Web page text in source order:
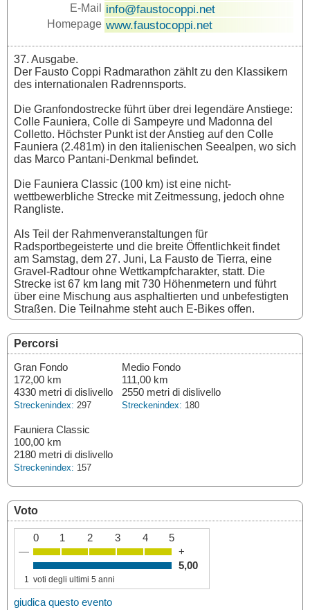
E-Mail
info@faustocoppi.net
Homepage www.faustocoppi.net
37. Ausgabe.
Der Fausto Coppi Radmarathon zählt zu den Klassikern
des internationalen Radrennsports.
Die Granfondostrecke führt über drei legendäre Anstiege:
Colle Fauniera, Colle di Sampeyre und Madonna del
Colletto. Höchster Punkt ist der Anstieg auf den Colle
Fauniera (2.481m) in den italienischen Seealpen, wo sich
das Marco Pantani-Denkmal befindet.
Die Fauniera Classic (100 km) ist eine nicht-
wettbewerbliche Strecke mit Zeitmessung, jedoch ohne
Rangliste.
Als Teil der Rahmenveranstaltungen für
Radsportbegeisterte und die breite Öffentlichkeit findet
am Samstag, dem 27. Juni, La Fausto de Tierra, eine
Gravel-Radtour ohne Wettkampfcharakter, statt. Die
Strecke ist 67 km lang mit 730 Höhenmetern und führt
über eine Mischung aus asphaltierten und unbefestigten
Straßen. Die Teilnahme steht auch E-Bikes offen.
Percorsi
Gran Fondo
172,00 km
4330 metri di dislivello
Streckenindex: 297
Medio Fondo
111,00 km
2550 metri di dislivello
Streckenindex: 180
Fauniera Classic
100,00 km
2180 metri di dislivello
Streckenindex: 157
Voto
0 1 2 3 4
5
—
+
5,00
1 voti degli ultimi 5 anni
giudica questo evento